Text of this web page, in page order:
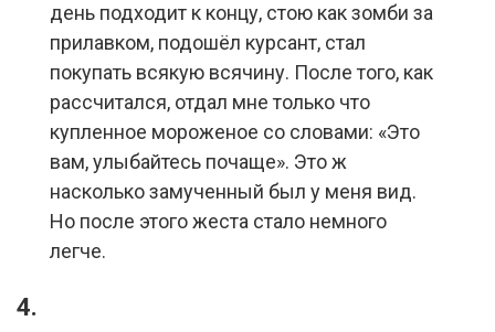
день подходит к концу, стою как зомби за
прилавком, подошёл курсант, стал
покупать всякую всячину. После того, как
рассчитался, отдал мне только что
купленное мороженое со словами: «Это
вам, улыбайтесь почаще». Это ж
насколько замученный был у меня вид.
Но после этого жеста стало немного
легче.
4.